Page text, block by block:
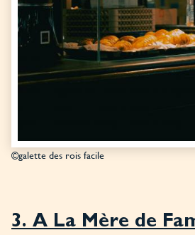
©galette des rois facile
3. À La Mère de